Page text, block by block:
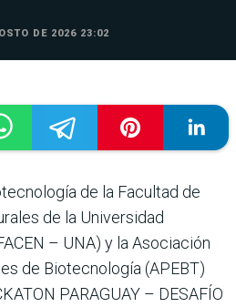
DE 2026 23:02
de la Facultad de
de la Universidad
– UNA) y la Asociación
de Biotecnología (APEBT)
PARAGUAY – DESAFÍO